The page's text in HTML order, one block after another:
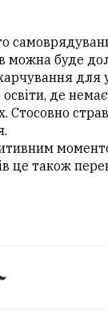
можна буде
для
де
Стосовно
також